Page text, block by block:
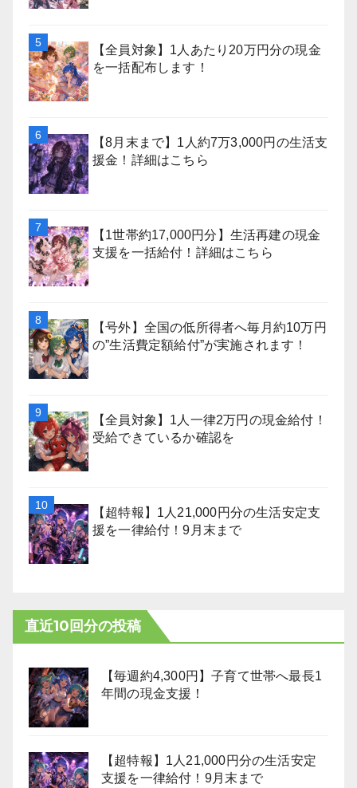
【全員対象】1人あたり20万円分の現金
を一括配布します！
【8月末まで】1人約7万3,000円の生活支
援金！詳細はこちら
【1世帯約17,000円分】生活再建の現金
支援を一括給付！詳細はこちら
【号外】全国の低所得者へ毎月約10万円
の”生活費定額給付”が実施されます！
【全員対象】1人一律2万円の現金給付！
受給できているか確認を
【超特報】1人21,000円分の生活安定支
援を一律給付！9月末まで
直近10回分の投稿
【毎週約4,300円】子育て世帯へ最長1
年間の現金支援！
【超特報】1人21,000円分の生活安定
支援を一律給付！9月末まで